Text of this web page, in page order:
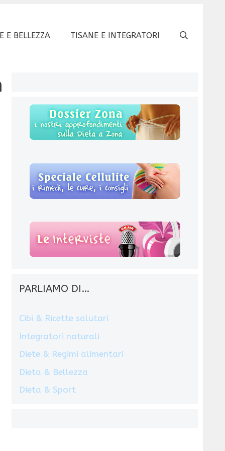
E BELLEZZA TISANE E INTEGRATORI
PARLIAMO DI…
Cibi & Ricette salutari
Integratori naturali
Diete & Regimi alimentari
Dieta & Bellezza
Dieta & Sport